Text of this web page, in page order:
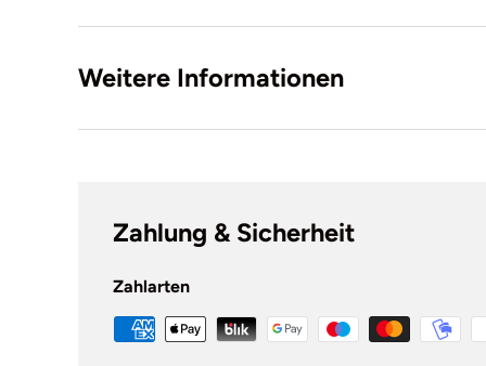
Weitere Informationen
Zahlung & Sicherheit
Zahlarten